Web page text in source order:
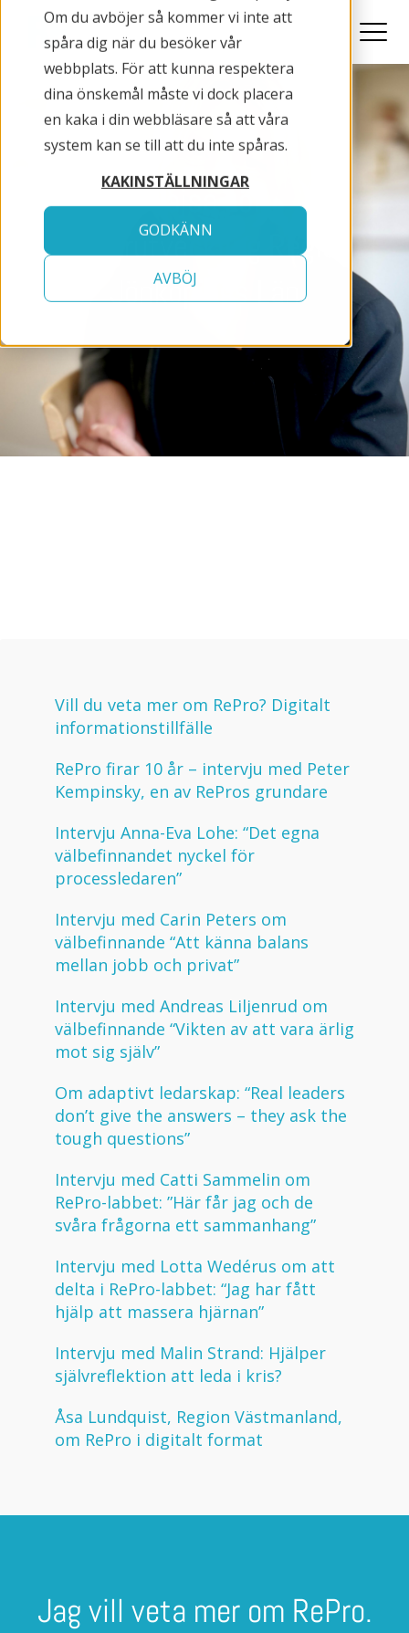
Om du avböjer så kommer vi inte att
spåra dig när du besöker vår
webbplats. För att kunna respektera
dina önskemål måste vi dock placera
en kaka i din webbläsare så att våra
system kan se till att du inte spåras.
KAKINSTÄLLNINGAR
GODKÄNN
AVBÖJ
Cajsa Löf
Kulturutveckling Region
Jönköpings Län
Vill du veta mer om RePro? Digitalt
informationstillfälle
RePro firar 10 år – intervju med Peter
Kempinsky, en av RePros grundare
Intervju Anna-Eva Lohe: “Det egna
välbefinnandet nyckel för
processledaren”
Intervju med Carin Peters om
välbefinnande “Att känna balans
mellan jobb och privat”
Intervju med Andreas Liljenrud om
välbefinnande “Vikten av att vara ärlig
mot sig själv”
Om adaptivt ledarskap: “Real leaders
don’t give the answers – they ask the
tough questions”
Intervju med Catti Sammelin om
RePro-labbet: ”Här får jag och de
svåra frågorna ett sammanhang”
Intervju med Lotta Wedérus om att
delta i RePro-labbet: “Jag har fått
hjälp att massera hjärnan”
Intervju med Malin Strand: Hjälper
självreflektion att leda i kris?
Åsa Lundquist, Region Västmanland,
om RePro i digitalt format
Jag vill veta mer om RePro.